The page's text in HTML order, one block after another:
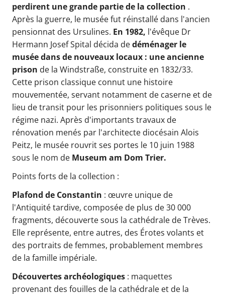
perdirent une grande partie de la collection .
Après la guerre, le musée fut réinstallé dans l'ancien
pensionnat des Ursulines. En 1982, l'évêque Dr
Hermann Josef Spital décida dedéménager le
musée dans de nouveaux locaux : une ancienne
prison de la Windstraße, construite en 1832/33.
Cette prison classique connut une histoire
mouvementée, servant notamment de caserne et de
lieu de transit pour les prisonniers politiques sous le
régime nazi. Après d'importants travaux de
rénovation menés par l'architecte diocésain Alois
Peitz, le musée rouvrit ses portes le 10 juin 1988
sous le nom de Museum am Dom Trier.
Points forts de la collection :
Plafond de Constantin : œuvre unique de
l'Antiquité tardive, composée de plus de 30 000
fragments, découverte sous la cathédrale de Trèves.
Elle représente, entre autres, des Érotes volants et
des portraits de femmes, probablement membres
de la famille impériale.
Découvertes archéologiques : maquettes
provenant des fouilles de la cathédrale et de la